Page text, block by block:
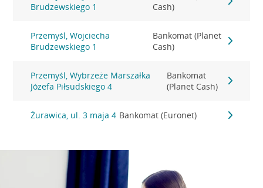
Brudzewskiego 1
Cash)
Przemyśl, Wojciecha
Brudzewskiego 1
Bankomat (Planet
Cash)
Przemyśl, Wybrzeże Marszałka
Józefa Piłsudskiego 4
Bankomat
(Planet Cash)
Żurawica, ul. 3 maja 4 Bankomat (Euronet)